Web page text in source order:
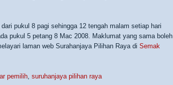
pukul 8 pagi sehingga 12 tengah malam setiap hari
pukul 5 petang 8 Mac 2008. Maklumat yang sama boleh
laman web Surahanjaya Pilihan Raya di Semak
pemilih, suruhanjaya pilihan raya